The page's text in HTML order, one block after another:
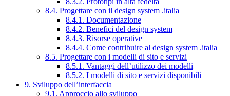
8.4. Progettare con il design system .italia
8.4.1. Documentazione
8.4.2. Benefici del design system
8.4.3. Risorse operative
8.4.4. Come contribuire al design system .italia
8.5. Progettare con i modelli di sito e servizi
8.5.1. Vantaggi dell’utilizzo dei modelli
8.5.2. I modelli di sito e servizi disponibili
9. Sviluppo dell’interfaccia
9.1. Approccio allo sviluppo